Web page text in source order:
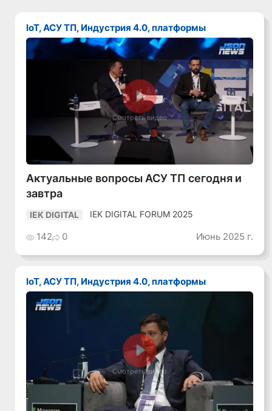
IoT, АСУ ТП, Индустрия 4.0, платформы
Смотреть видео
Актуальные вопросы АСУ ТП сегодня и
завтра
IEK DIGITAL IEK DIGITAL FORUM 2025
142 0 Июнь 2025 г.
IoT, АСУ ТП, Индустрия 4.0, платформы
Смотреть видео